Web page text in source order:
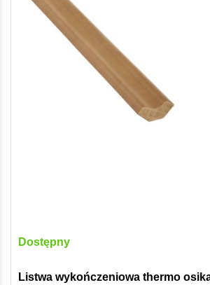
Dostępny
Listwa wykończeniowa thermo